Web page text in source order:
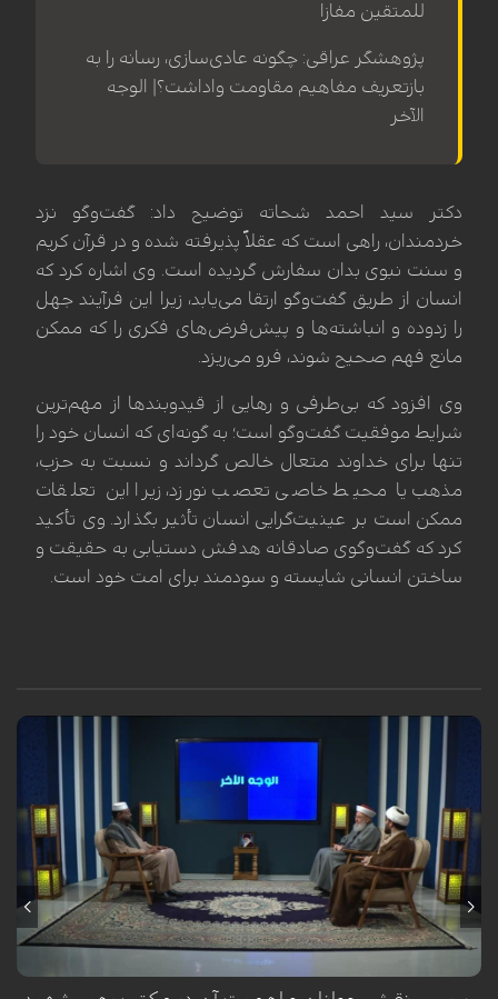
للمتقین مفازا
پژوهشگر عراقی: چگونه عادی‌سازی، رسانه را به
بازتعریف مفاهیم مقاومت واداشت؟| الوجه
الآخر
دکتر سید احمد شحاته توضیح داد: گفت‌وگو نزد
خردمندان، راهی است که عقلاً پذیرفته شده و در قرآن کریم
و سنت نبوی بدان سفارش گردیده است. وی اشاره کرد که
انسان از طریق گفت‌وگو ارتقا می‌یابد، زیرا این فرآیند جهل
را زدوده و انباشته‌ها و پیش‌فرض‌های فکری را که ممکن
مانع فهم صحیح شوند، فرو می‌ریزد.
وی افزود که بی‌طرفی و رهایی از قیدوبندها از مهم‌ترین
شرایط موفقیت گفت‌وگو است؛ به گونه‌ای که انسان خود را
تنها برای خداوند متعال خالص گرداند و نسبت به حزب،
مذهب یا محیط خاصی تعصب نورزد، زیرا این تعلقات
ممکن است بر عینیت‌گرایی انسان تأثیر بگذارد. وی تأکید
کرد که گفت‌وگوی صادقانه هدفش دستیابی به حقیقت و
ساختن انسانی شایسته و سودمند برای امت خود است.